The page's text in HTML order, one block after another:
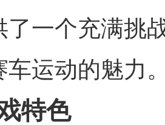
了一个充满挑
运动的魅力。
特色